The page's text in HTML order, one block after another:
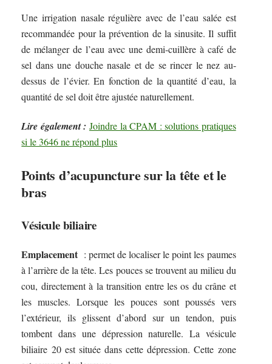
Une irrigation nasale régulière avec de l’eau salée est
recommandée pour la prévention de la sinusite. Il suffit
de mélanger de l’eau avec une demi-cuillère à café de
sel dans une douche nasale et de se rincer le nez au-
dessus de l’évier. En fonction de la quantité d’eau, la
quantité de sel doit être ajustée naturellement.
Lire également : Joindre la CPAM : solutions pratiques
si le 3646 ne répond plus
Points d’acupuncture sur la tête et le
bras
Vésicule biliaire
Emplacement : permet de localiser le point les paumes
à l’arrière de la tête. Les pouces se trouvent au milieu du
cou, directement à la transition entre les os du crâne et
les muscles. Lorsque les pouces sont poussés vers
l’extérieur, ils glissent d’abord sur un tendon, puis
tombent dans une dépression naturelle. La vésicule
biliaire 20 est située dans cette dépression. Cette zone